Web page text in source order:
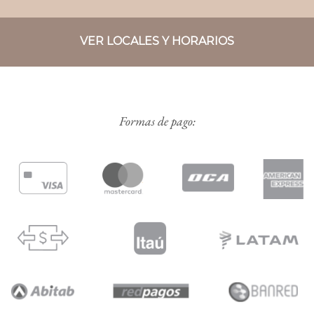
VER LOCALES Y HORARIOS
Formas de pago: